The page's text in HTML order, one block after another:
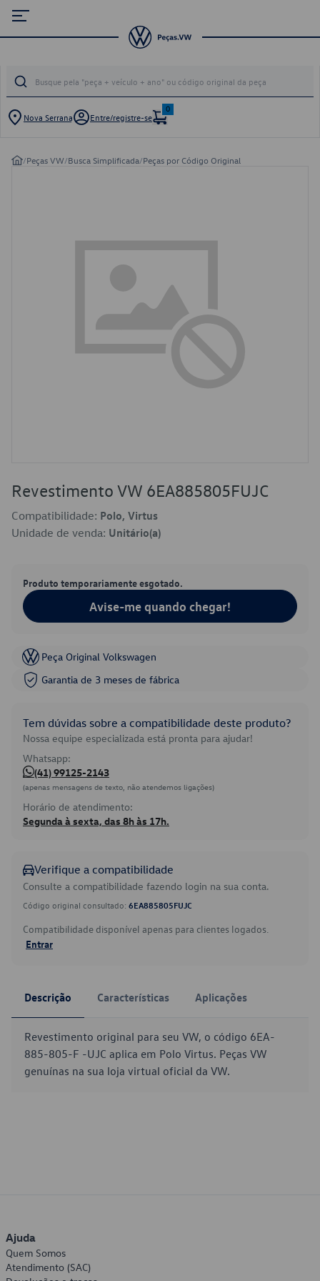
Nova Serrana Entre/registre-se
0
/Peças VW/Busca Simplificada/Peças por Código Original
Revestimento VW 6EA885805FUJC
Compatibilidade: Polo, Virtus
Unidade de venda: Unitário(a)
Produto temporariamente esgotado.
Avise-me quando chegar!
Peça Original Volkswagen
Garantia de 3 meses de fábrica
Tem dúvidas sobre a compatibilidade deste produto?
Nossa equipe especializada está pronta para ajudar!
Whatsapp:
(41) 99125-2143
(apenas mensagens de texto, não atendemos ligações)
Horário de atendimento:
Segunda à sexta, das 8h às 17h.
Verifique a compatibilidade
Consulte a compatibilidade fazendo login na sua conta.
Código original consultado: 6EA885805FUJC
Compatibilidade disponível apenas para clientes logados.
Entrar
Descrição Características Aplicações
Revestimento original para seu VW, o código 6EA-
885-805-F -UJC aplica em Polo Virtus. Peças VW
genuínas na sua loja virtual oficial da VW.
Ajuda
Quem Somos
Atendimento (SAC)